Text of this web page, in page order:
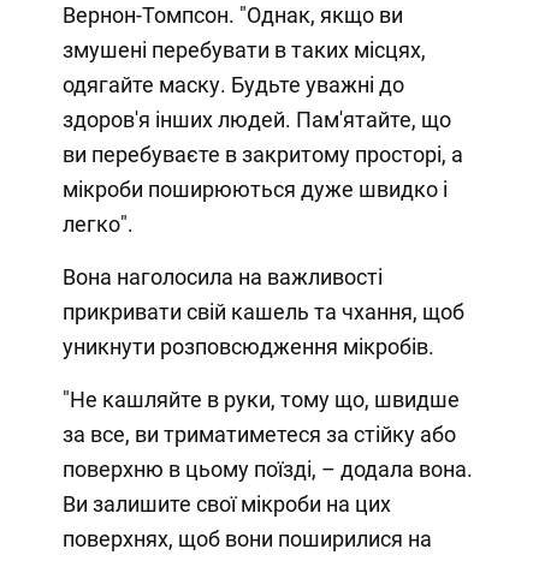
Вернон-Томпсон. "Однак, якщо ви
змушені перебувати в таких місцях,
одягайте маску. Будьте уважні до
здоров'я інших людей. Пам'ятайте, що
ви перебуваєте в закритому просторі, а
мікроби поширюються дуже швидко і
легко".
Вона наголосила на важливості
прикривати свій кашель та чхання, щоб
уникнути розповсюдження мікробів.
"Не кашляйте в руки, тому що, швидше
за все, ви триматиметеся за стійку або
поверхню в цьому поїзді, – додала вона.
Ви залишите свої мікроби на цих
поверхнях, щоб вони поширилися на